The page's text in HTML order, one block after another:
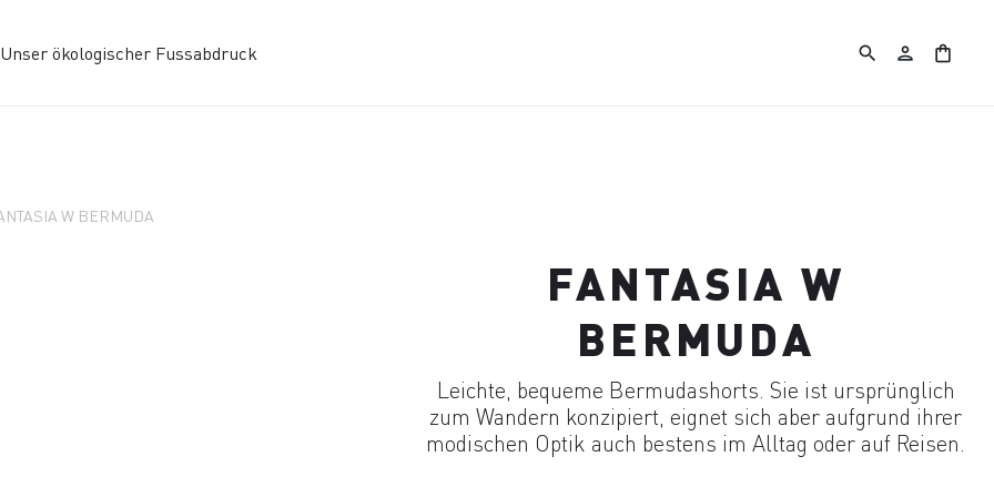
Unser ökologischer Fussabdruck search person shopping_bag
W BERMUDA
FANTASIA W
BERMUDA
Leichte, bequeme Bermudashorts. Sie ist ursprünglich
zum Wandern konzipiert, eignet sich aber aufgrund ihrer
modischen Optik auch bestens im Alltag oder auf Reisen.